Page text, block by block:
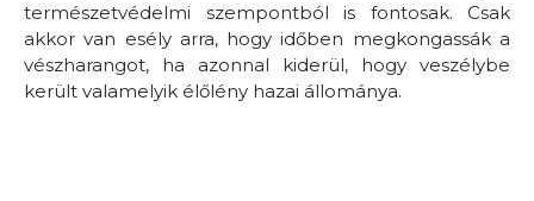
természetvédelmi szempontból is fontosak. Csak
akkor van esély arra, hogy időben megkongassák a
vészharangot, ha azonnal kiderül, hogy veszélybe
került valamelyik élőlény hazai állománya.